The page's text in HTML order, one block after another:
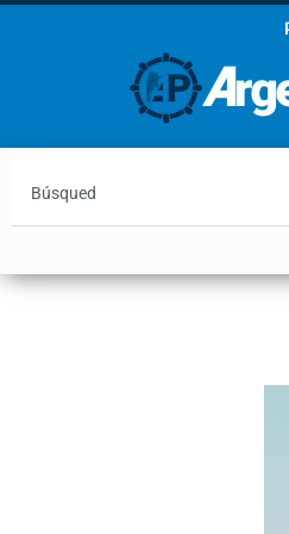
¡Sumate a
Email
Estoy de acuerdo con